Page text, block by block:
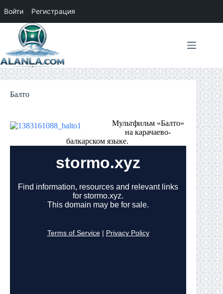
Войти
Регистрация
Перейти
Балто
Мультфильм «Балто»
на карачаево-
балкарском языке.